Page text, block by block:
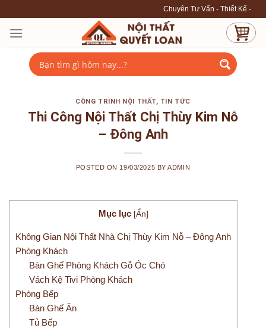
content
Chuyên Tư Vấn - Thiết Kế - Thi Công nội thất cao cấp
CÔNG TRÌNH NỘI THẤT, TIN TỨC
Thi Công Nội Thất Chị Thùy Kim Nỗ
– Đông Anh
POSTED ON 19/03/2025 BYADMIN
Mục lục [Ẩn]
Không Gian Nội Thất Nhà Chị Thùy Kim Nỗ – Đông Anh
Phòng Khách
Bàn Ghế Phòng Khách Gỗ Óc Chó
Vách Kệ Tivi Phòng Khách
Phòng Bếp
Bàn Ghế Ăn
Tủ Bếp